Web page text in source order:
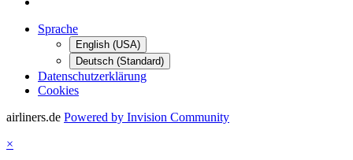
Sprache
English (USA)
Deutsch (Standard)
Datenschutzerklärung
Cookies
airliners.de Powered by Invision Community
×